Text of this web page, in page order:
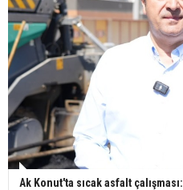
Ak Konut'ta sıcak asfalt